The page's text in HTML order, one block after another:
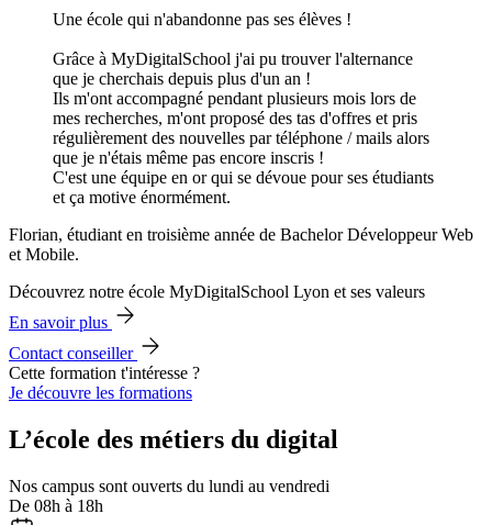
Une école qui n'abandonne pas ses élèves !
Grâce à MyDigitalSchool j'ai pu trouver l'alternance
que je cherchais depuis plus d'un an !
Ils m'ont accompagné pendant plusieurs mois lors de
mes recherches, m'ont proposé des tas d'offres et pris
régulièrement des nouvelles par téléphone / mails alors
que je n'étais même pas encore inscris !
C'est une équipe en or qui se dévoue pour ses étudiants
et ça motive énormément.
Florian, étudiant en troisième année de Bachelor Développeur Web
et Mobile.
Découvrez notre école MyDigitalSchool Lyon et ses valeurs
En savoir plus
Contact conseiller
Cette formation t'intéresse ?
Je découvre les formations
L’école des métiers du digital
Nos campus sont ouverts du lundi au vendredi
De 08h à 18h